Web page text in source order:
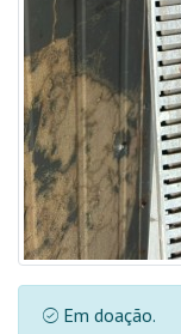
Em doação.